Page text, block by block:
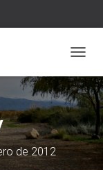
A
M
B
I
A
R
de 2012